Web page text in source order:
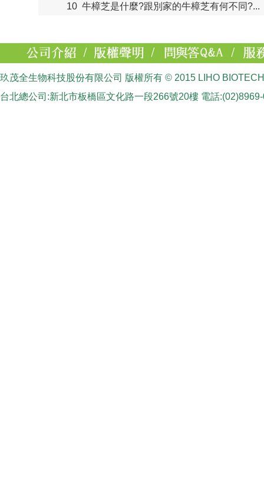
10 牛樟芝是什麼?跟別家的牛樟芝有何不同?...
玖茂全生物科技股份有限公司 版權所有 © 2015 LIHO
台北總公司:新北市板橋區文化路一段266號20樓 電話